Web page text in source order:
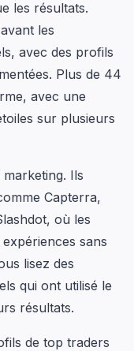
les résultats.
les
avec des profils
Plus de 44
avec une
sur plusieurs
Ils
Capterra,
où les
sans
lisez des
qui ont utilisé le
résultats.
de top traders